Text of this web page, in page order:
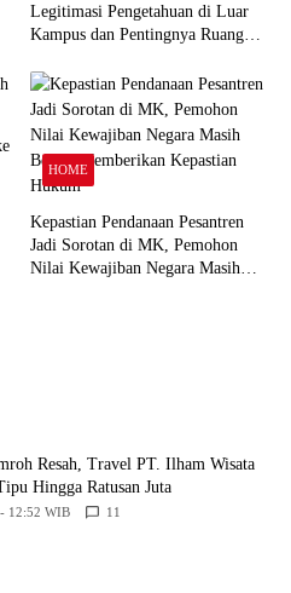
Legitimasi Pengetahuan di Luar
Kampus dan Pentingnya Ruang
HOME
Kepastian Pendanaan Pesantren
Jadi Sorotan di MK, Pemohon
Nilai Kewajiban Negara Masih
Resah, Travel PT. Ilham Wisata
Hingga Ratusan Juta
12:52 WIB 11